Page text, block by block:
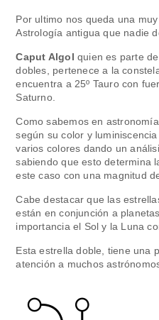
Por ultimo nos queda una
Astrología antigua que nadie
Caput Algol quien es parte
dobles, pertenece a la
encuentra a 25º Tauro con
Saturno.
Como sabemos en
según su color y
varios colores dando un
sabiendo que esto determina
este caso con una magnitud
Cabe destacar que las
están en conjunción a
importancia el Sol y la Luna
Esta estrella doble, tiene una
atención a muchos